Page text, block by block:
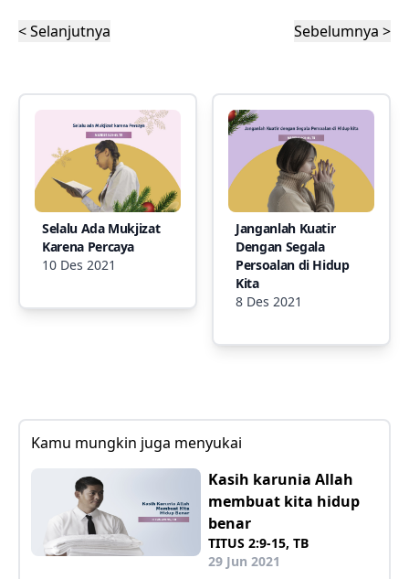
< Selanjutnya Sebelumnya >
Selalu Ada Mukjizat
Karena Percaya
10 Des 2021
Janganlah Kuatir
Dengan Segala
Persoalan di Hidup
Kita
8 Des 2021
Kamu mungkin juga menyukai
Kasih karunia Allah
membuat kita hidup
benar
TITUS 2:9-15, TB
29 Jun 2021